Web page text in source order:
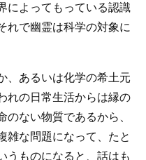
によってもっている認識
れで幽霊は科学の対象に
、あるいは化学の希土元
れの日常生活からは縁の
ない物質であるから、
雑な問題になって、たと
うものになると、話はも